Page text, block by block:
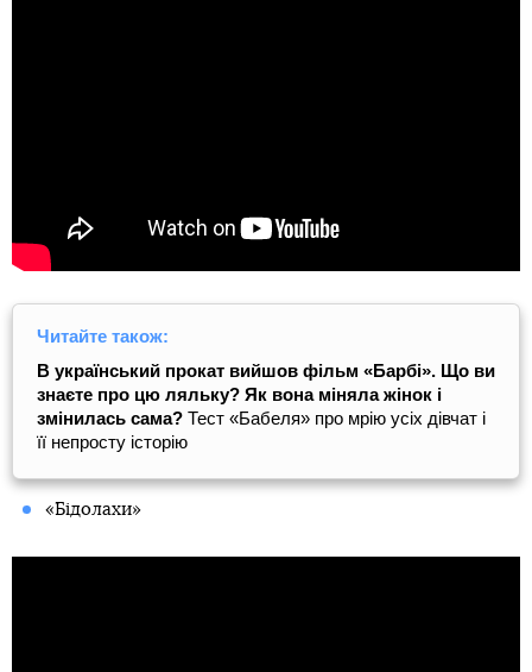
Читайте також:
В український прокат вийшов фільм «Барбі». Що ви
знаєте про цю ляльку? Як вона міняла жінок і
змінилась сама? Тест «Бабеля» про мрію усіх дівчат і
її непросту історію
«Бідолахи»